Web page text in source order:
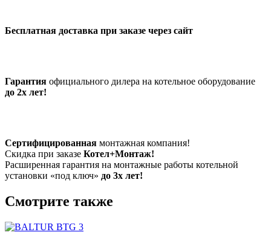
Бесплатная доставка при заказе через сайт
Гарантия официального дилера на котельное оборудование
до 2х лет!
Сертифицированная монтажная компания!
Скидка при заказе Котел+Монтаж!
Расширенная гарантия на монтажные работы котельной
установки «под ключ» до 3х лет!
Смотрите также